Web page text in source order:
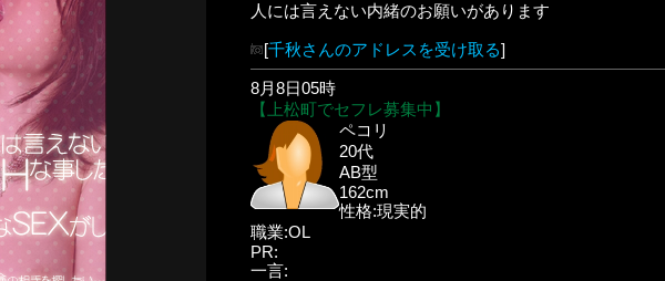
人には言えない内緒のお願いがあります
[千秋さんのアドレスを受け取る]
8月8日05時
【上松町でセフレ募集中】
ペコリ
20代
AB型
162cm
性格:現実的
職業:OL
PR:
一言: